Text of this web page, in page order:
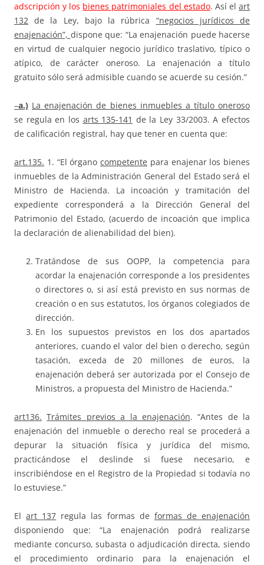
adscripción y los bienes patrimoniales del estado. Así elart
132 de la Ley, bajo la rúbrica “negocios jurídicos de
enajenación”, dispone que: “La enajenación puede hacerse
en virtud de cualquier negocio jurídico traslativo, típico o
atípico, de carácter oneroso. La enajenación a título
gratuito sólo será admisible cuando se acuerde su cesión.”
–a.) La enajenación de bienes inmuebles a título oneroso
se regula en los arts 135-141 de la Ley 33/2003. A efectos
de calificación registral, hay que tener en cuenta que:
art.135. 1. “El órgano competente para enajenar los bienes
inmuebles de la Administración General del Estado será el
Ministro de Hacienda. La incoación y tramitación del
expediente corresponderá a la Dirección General del
Patrimonio del Estado, (acuerdo de incoación que implica
la declaración de alienabilidad del bien).
Tratándose de sus OOPP, la competencia para
acordar la enajenación corresponde a los presidentes
o directores o, si así está previsto en sus normas de
creación o en sus estatutos, los órganos colegiados de
dirección.
En los supuestos previstos en los dos apartados
anteriores, cuando el valor del bien o derecho, según
tasación, exceda de 20 millones de euros, la
enajenación deberá ser autorizada por el Consejo de
Ministros, a propuesta del Ministro de Hacienda.”
art136. Trámites previos a la enajenación. “Antes de la
enajenación del inmueble o derecho real se procederá a
depurar la situación física y jurídica del mismo,
practicándose el deslinde si fuese necesario, e
inscribiéndose en el Registro de la Propiedad si todavía no
lo estuviese.”
Elart 137 regula las formas de formas de enajenación
disponiendo que: “La enajenación podrá realizarse
mediante concurso, subasta o adjudicación directa, siendo
el procedimiento ordinario para la enajenación el